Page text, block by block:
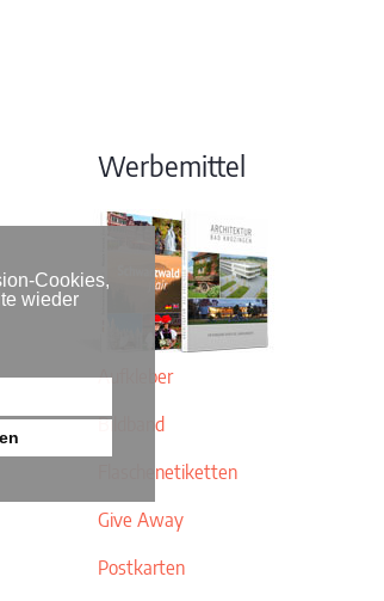
Cookies,
wieder
Werbemittel
Aufkleber
Bildband
Flaschenetiketten
Give Away
Postkarten